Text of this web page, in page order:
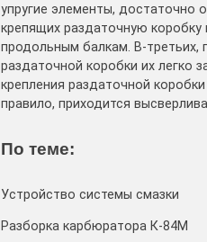
упру­гие элементы, достаточно
крепящих раздаточную
продольным балкам. В-третьих,
раздаточной коробки их легко
крепления раздаточной
пра­вило, приходится
По теме:
Устройство системы смазки
Разборка карбюратора К-84М